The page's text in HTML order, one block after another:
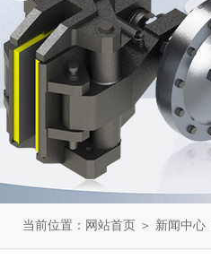
当前位置： 网站首页 ＞ 新闻中心